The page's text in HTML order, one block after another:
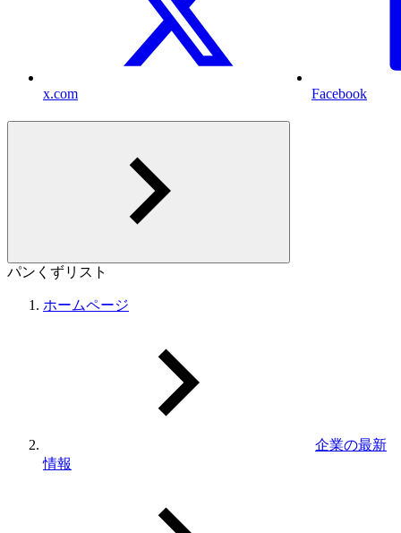
x.com Facebook
パンくずリスト
ホームページ
企業の最新
情報